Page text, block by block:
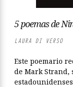
5 poemas de
LAURA DI VERSO
Este poemario
de Mark Strand,